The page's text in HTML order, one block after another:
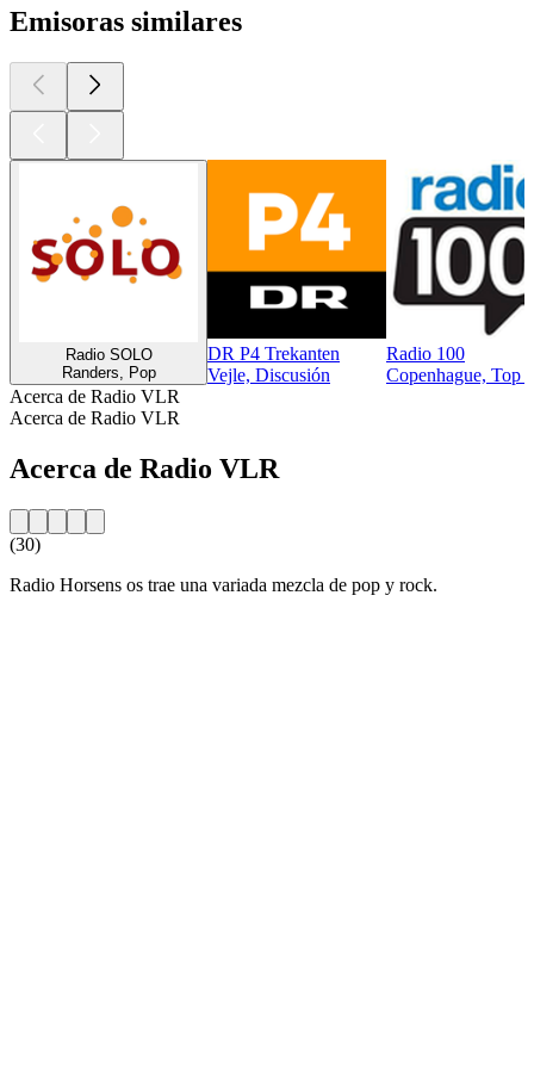
Emisoras similares
Radio SOLO
Randers, Pop
DR P4 Trekanten
Vejle, Discusión
Radio 100
Copenhague, Top
Acerca de Radio VLR
Acerca de Radio VLR
Acerca de Radio VLR
(30)
Radio Horsens os trae una variada mezcla de pop y rock.